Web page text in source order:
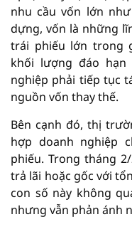
nhu cầu vốn lớn
dựng, vốn là những
trái phiếu lớn trong
khối lượng đáo
nghiệp phải tiếp tục
nguồn vốn thay thế.
Bên cạnh đó, thị
hợp doanh nghiệp
phiếu. Trong tháng
trả lãi hoặc gốc với
con số này không
nhưng vẫn phản ánh